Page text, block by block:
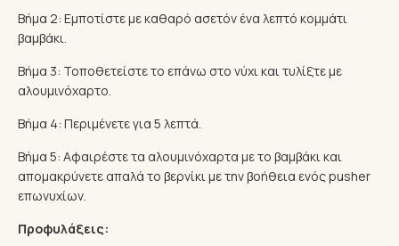
Βήμα 2: Εμποτίστε με καθαρό ασετόν ένα λεπτό κομμάτι
βαμβάκι.
Βήμα 3: Τοποθετείστε το επάνω στο νύχι και τυλίξτε με
αλουμινόχαρτο.
Βήμα 4: Περιμένετε για 5 λεπτά.
Βήμα 5: Αφαιρέστε τα αλουμινόχαρτα με το βαμβάκι και
απομακρύνετε απαλά το βερνίκι με την βοήθεια ενός pusher
επωνυχίων.
Προφυλάξεις: